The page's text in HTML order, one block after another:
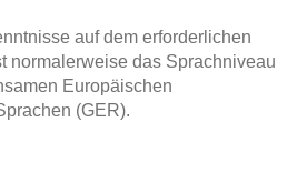
auf dem erforderlichen
normalerweise das Sprachniveau
Europäischen
(GER).